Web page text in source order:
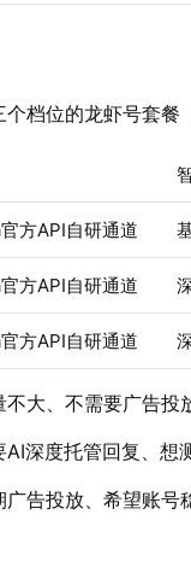
档位的龙虾号套餐
方API自研通道
方API自研通道
方API自研通道
大、不需要广告投
深度托管回复、想
告投放、希望账号